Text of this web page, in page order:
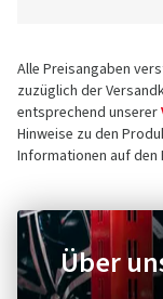
Alle Preisangaben
zuzüglich der
entsprechend unserer
Hinweise zu den
Informationen auf
Über